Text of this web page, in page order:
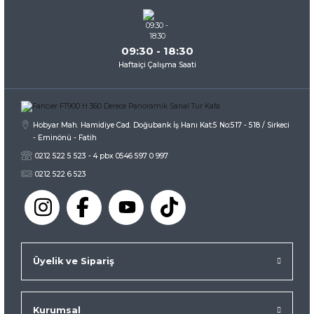
09:30 - 18:30
Haftaiçi Çalışma Saati
Hobyar Mah. Hamidiye Cad. Doğubank İş Hanı Kat:5 No:517 - 518 / Sirkeci
- Eminönü - Fatih
0212 522 5 523 - 4 pbx 0546 597 0 997
0212 522 6 523
Üyelik ve Sipariş
Kurumsal